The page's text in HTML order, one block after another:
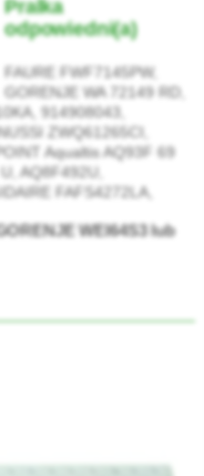
Pralka
odpowiedni(a)
FAURE FWF7145PW,
GORENJE WA 72149 RD,
914908043,
ZWQ61265CI,
Aqualtis AQ93F 69
AQ8F492U,
FAFS4272LA,
WEI64S3 lub